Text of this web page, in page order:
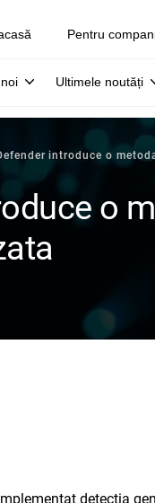
Pentru
Ultimele noutăți
introduce o
o
detectia